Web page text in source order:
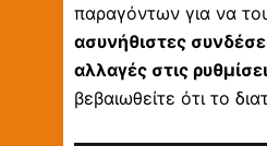
παραγόντων για να
ασυνήθιστες
αλλαγές στις
βεβαιωθείτε ότι το